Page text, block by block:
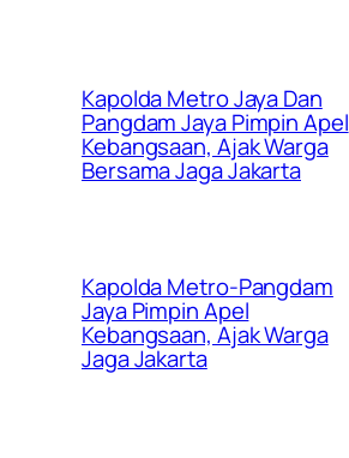
Kapolda Metro Jaya Dan
Pangdam Jaya Pimpin Apel
Kebangsaan, Ajak Warga
Bersama Jaga Jakarta
Kapolda Metro-Pangdam
Jaya Pimpin Apel
Kebangsaan, Ajak Warga
Jaga Jakarta